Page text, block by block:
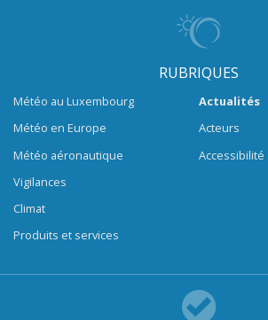
RUBRIQUES
Météo au Luxembourg
Météo en Europe
Météo aéronautique
Vigilances
Climat
Produits et services
Actualités
Acteurs
Accessibilité